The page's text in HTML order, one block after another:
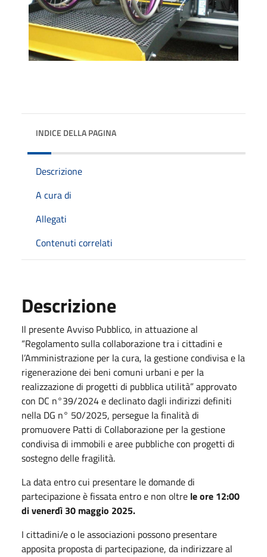
INDICE DELLA PAGINA
Descrizione
A cura di
Allegati
Contenuti correlati
Descrizione
Il presente Avviso Pubblico, in attuazione al
“Regolamento sulla collaborazione tra i cittadini e
l’Amministrazione per la cura, la gestione condivisa e la
rigenerazione dei beni comuni urbani e per la
realizzazione di progetti di pubblica utilità” approvato
con DC n°39/2024 e declinato dagli indirizzi definiti
nella DG n° 50/2025, persegue la finalità di
promuovere Patti di Collaborazione per la gestione
condivisa di immobili e aree pubbliche con progetti di
sostegno delle fragilità.
La data entro cui presentare le domande di
partecipazione è fissata entro e non oltre le ore 12:00
di venerdì 30 maggio 2025.
I cittadini/e o le associazioni possono presentare
apposita proposta di partecipazione, da indirizzare al